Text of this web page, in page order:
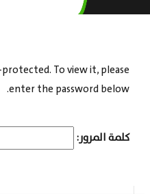
To view it, please
enter the password below.
كلمة المرور: